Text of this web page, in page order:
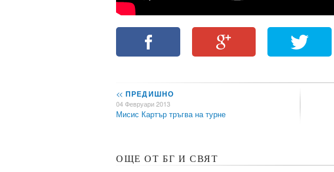
<< ПРЕДИШНО
04 Февруари 2013
Мисис Картър тръгва на турне
ОЩЕ ОТ БГ И СВЯТ